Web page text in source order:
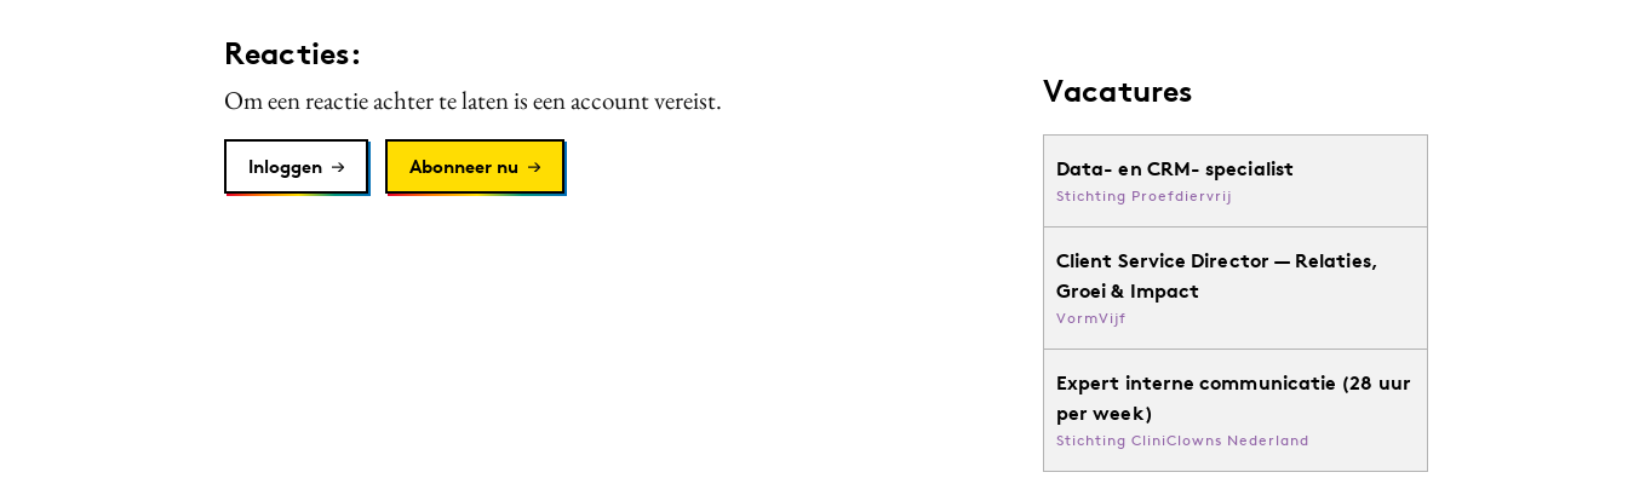
Reacties:
Om een reactie achter te laten is een account vereist.
Inloggen Abonneer nu
Vacatures
Data- en CRM- specialist
Stichting Proefdiervrij
Client Service Director — Relaties,
Groei & Impact
VormVijf
Expert interne communicatie (28 uur
per week)
Stichting CliniClowns Nederland